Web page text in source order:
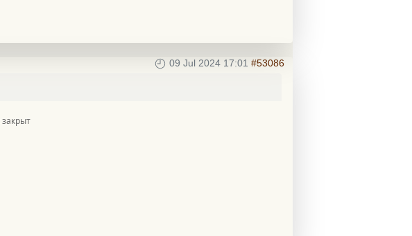
09 Jul 2024 17:01 #53086